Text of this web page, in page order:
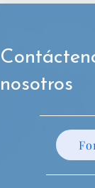
nosotros